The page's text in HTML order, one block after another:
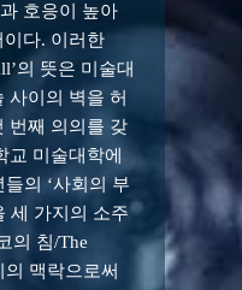
호응이 높아
이다. 이러한
의 뜻은 미술대
사이의 벽을 허
번째 의의를 갖
교 미술대학에
의 ‘사회의 부
세 가지의 소주
의 침/The
맥락으로써